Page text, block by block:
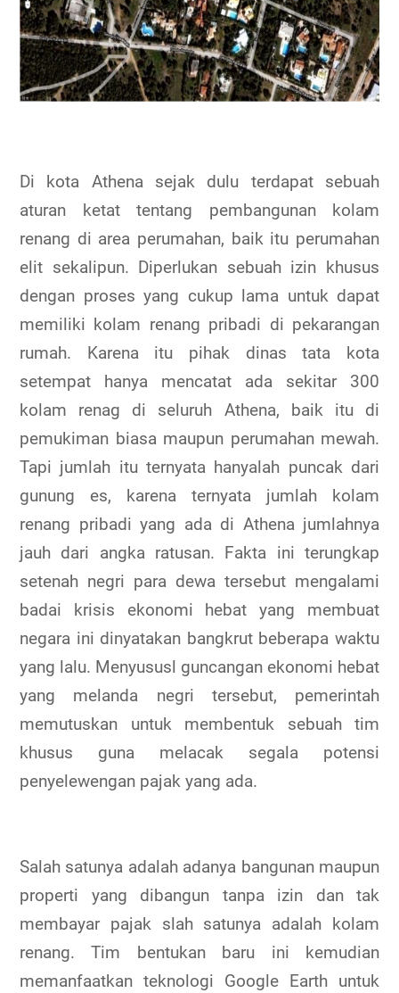
Di kota Athena sejak dulu terdapat sebuah
aturan ketat tentang pembangunan kolam
renang di area perumahan, baik itu perumahan
elit sekalipun. Diperlukan sebuah izin khusus
dengan proses yang cukup lama untuk dapat
memiliki kolam renang pribadi di pekarangan
rumah. Karena itu pihak dinas tata kota
setempat hanya mencatat ada sekitar 300
kolam renag di seluruh Athena, baik itu di
pemukiman biasa maupun perumahan mewah.
Tapi jumlah itu ternyata hanyalah puncak dari
gunung es, karena ternyata jumlah kolam
renang pribadi yang ada di Athena jumlahnya
jauh dari angka ratusan. Fakta ini terungkap
setenah negri para dewa tersebut mengalami
badai krisis ekonomi hebat yang membuat
negara ini dinyatakan bangkrut beberapa waktu
yang lalu. Menyususl guncangan ekonomi hebat
yang melanda negri tersebut, pemerintah
memutuskan untuk membentuk sebuah tim
khusus guna melacak segala potensi
penyelewengan pajak yang ada.
Salah satunya adalah adanya bangunan maupun
properti yang dibangun tanpa izin dan tak
membayar pajak slah satunya adalah kolam
renang. Tim bentukan baru ini kemudian
memanfaatkan teknologi Google Earth untuk